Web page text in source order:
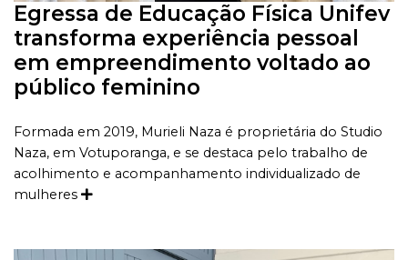
Egressa de Educação Física Unifev
transforma experiência pessoal
em empreendimento voltado ao
público feminino
Formada em 2019, Murieli Naza é proprietária do Studio
Naza, em Votuporanga, e se destaca pelo trabalho de
acolhimento e acompanhamento individualizado de
mulheres